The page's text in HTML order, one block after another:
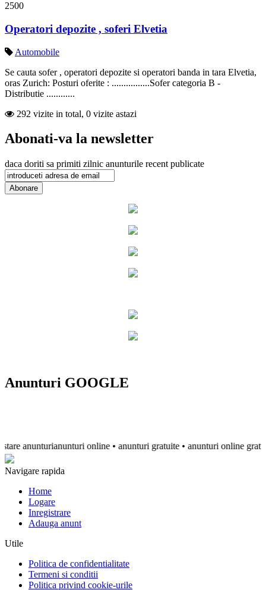
2500
Operatori depozite , soferi Elvetia
Automobile
Se cauta sofer , operatori depozite si operatori banda in tara Elvetia,
oras Zurich: Posturi oferite : ................Sofer categoria B -
Distributie ............
292 vizite in total, 0 vizite astazi
Abonati-va la newsletter
daca doriti sa primiti zilnic anunturile recent publicate
Anunturi GOOGLE
anunturianunturi online • anunturi gratuite • anunturi online
Navigare rapida
Home
Logare
Inregistrare
Adauga anunt
Utile
Politica de confidentialitate
Termeni si conditii
Politica privind cookie-urile